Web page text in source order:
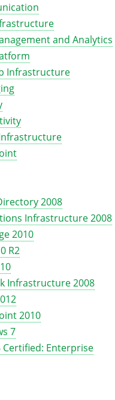
and Analytics
Infrastructure
2008
Infrastructure 2008
2010
R2
Infrastructure 2008
2010
7
Enterprise